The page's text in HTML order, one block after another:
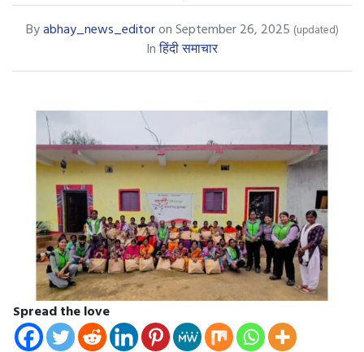
Byabhay_news_editoron September 26, 2025 (updated)
Inहिंदी समाचार
Spread the love